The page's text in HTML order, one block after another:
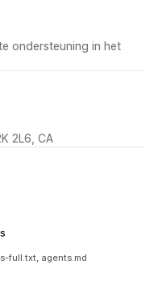
ondersteuning in het
2L6, CA
full.txt, agents.md